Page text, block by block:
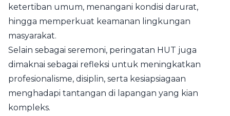
ketertiban umum, menangani kondisi darurat,
hingga memperkuat keamanan lingkungan
masyarakat.
Selain sebagai seremoni, peringatan HUT juga
dimaknai sebagai refleksi untuk meningkatkan
profesionalisme, disiplin, serta kesiapsiagaan
menghadapi tantangan di lapangan yang kian
kompleks.